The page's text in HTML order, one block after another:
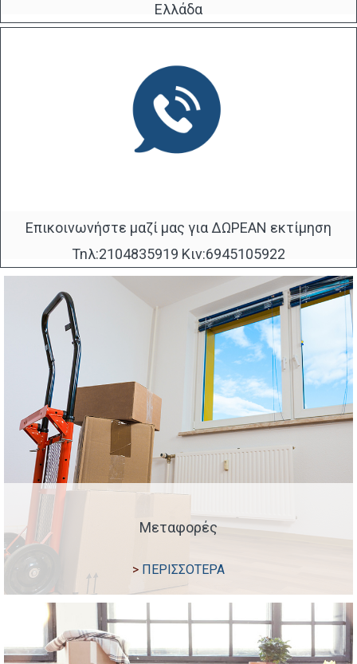
Ελλάδα
Επικοινωνήστε μαζί μας για ΔΩΡΕΑΝ εκτίμηση
Τηλ:2104835919 Κιν:6945105922
Μεταφορές
ΠΕΡΙΣΣΟΤΕΡΑ